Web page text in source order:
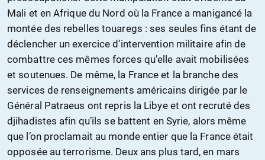
Mali et en Afrique du Nord où la France a manigancé la
montée des rebelles touaregs : ses seules fins étant de
déclencher un exercice d’intervention militaire afin de
combattre ces mêmes forces qu’elle avait mobilisées
et soutenues. De même, la France et la branche des
services de renseignements américains dirigée par le
Général Patraeus ont repris la Libye et ont recruté des
djihadistes afin qu’ils se battent en Syrie, alors même
que l’on proclamait au monde entier que la France était
opposée au terrorisme. Deux ans plus tard, en mars